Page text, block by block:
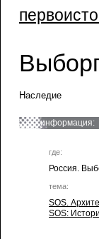
Наследие
информация:
где:
Россия.
тема:
SOS.
SOS: